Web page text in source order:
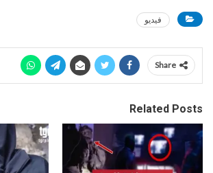
فيديو
Share
Related Posts